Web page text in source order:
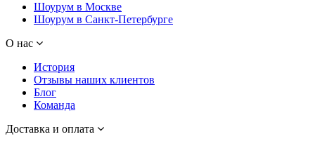
Шоурум в Москве
Шоурум в Санкт-Петербурге
О нас
История
Отзывы наших клиентов
Блог
Команда
Доставка и оплата